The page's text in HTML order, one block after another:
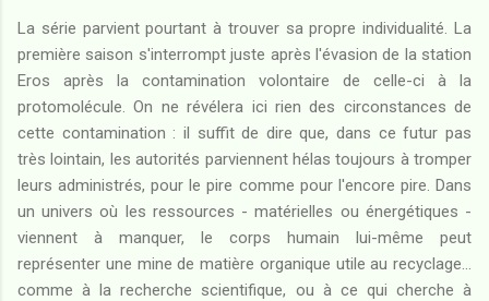
La série parvient pourtant à trouver sa propre individualité. La
première saison s'interrompt juste après l'évasion de la station
Eros après la contamination volontaire de celle-ci à la
protomolécule. On ne révélera ici rien des circonstances de
cette contamination : il suffit de dire que, dans ce futur pas
très lointain, les autorités parviennent hélas toujours à tromper
leurs administrés, pour le pire comme pour l'encore pire. Dans
un univers où les ressources - matérielles ou énergétiques -
viennent à manquer, le corps humain lui-même peut
représenter une mine de matière organique utile au recyclage...
comme à la recherche scientifique, ou à ce qui cherche à